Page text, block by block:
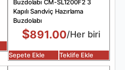
Buzdolabı CM-SL1200F2 3
Kapılı Sandviç Hazırlama
Buzdolabı
$891.00/Her biri
Sepete Ekle Teklife Ekle